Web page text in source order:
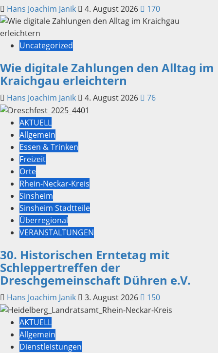
Hans Joachim Janik 4. August 2026 170
Uncategorized
Wie digitale Zahlungen den Alltag im
Kraichgau erleichtern
Hans Joachim Janik 4. August 2026 76
AKTUELL
Allgemein
Essen & Trinken
Freizeit
Orte
Rhein-Neckar-Kreis
Sinsheim
Sinsheim Stadtteile
Überregional
VERANSTALTUNGEN
30. Historischen Erntetag mit
Schleppertreffen der
Dreschgemeinschaft Dühren e.V.
Hans Joachim Janik 3. August 2026 150
AKTUELL
Allgemein
Dienstleistungen